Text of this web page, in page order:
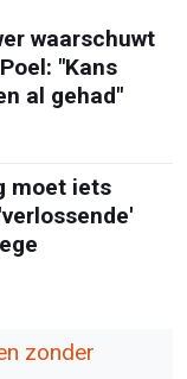
waarschuwt
"Kans
al gehad"
moet iets
zonder